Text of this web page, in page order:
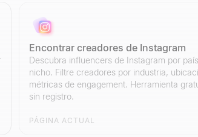
Encontrar creadores de Instagram
Descubra influencers de Instagram por
nicho. Filtre creadores por industria,
métricas de engagement. Herramienta
sin registro.
PÁGINA ACTUAL